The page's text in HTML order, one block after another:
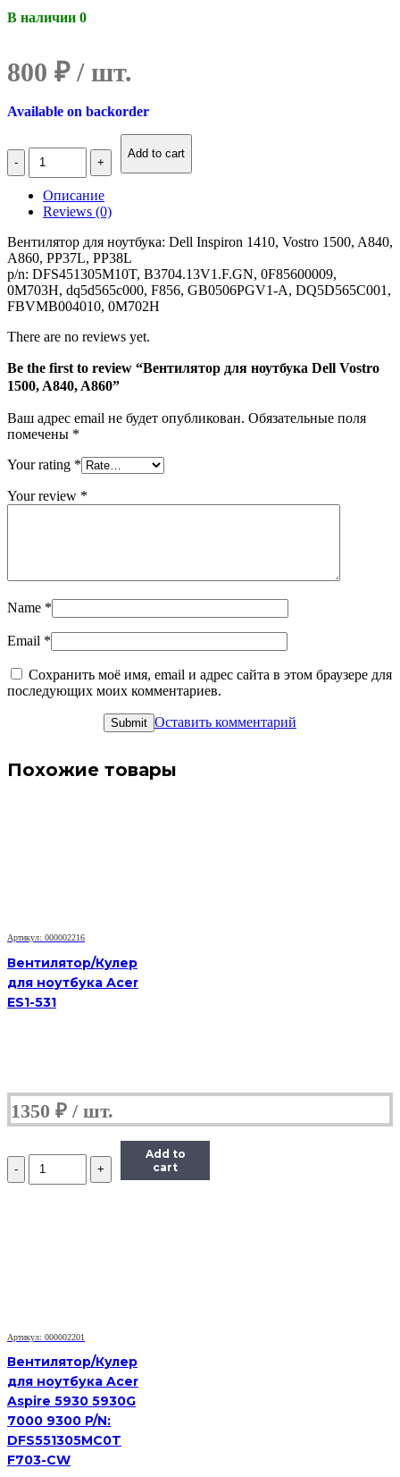
В наличии 0
800 ₽
Available on backorder
Количество
Вентилятор
ноутбука
Dell
Vostro
1500,
A840,
A860
Add to cart
Описание
Reviews (0)
Вентилятор для ноутбука: Dell Inspiron 1410, Vostro 1500, A840,
A860, PP37L, PP38L
p/n: DFS451305M10T, B3704.13V1.F.GN, 0F85600009,
0M703H, dq5d565c000, F856, GB0506PGV1-A, DQ5D565C001,
FBVMB004010, 0M702H
There are no reviews yet.
Be the first to review “Вентилятор для ноутбука Dell Vostro
1500, A840, A860”
Ваш адрес email не будет опубликован. Обязательные поля
помечены *
Your rating *
Your review *
Name *
Email *
Сохранить моё имя, email и адрес сайта в этом браузере для
последующих моих комментариев.
Оставить комментарий
Похожие товары
Артикул: 000002216
Вентилятор/Кулер
для ноутбука Acer
ES1-531
1350 ₽
Количество
Вентилятор
Add to
cart
Артикул: 000002201
Вентилятор/Кулер
для ноутбука Acer
Aspire 5930 5930G
7000 9300 P/N:
DFS551305MC0T
F703-CW